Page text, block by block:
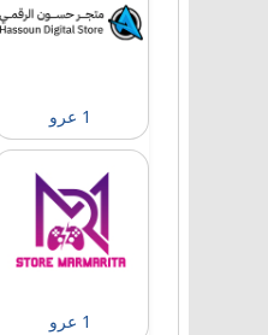
1 عرو
1 عرو